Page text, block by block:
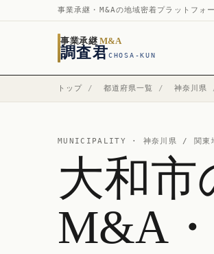
事業承継・M&Aの地域密着プラットフォ
事業承継 M&A
調査君CHOSA-KUN
トップ / 都道府県一覧 / 神奈川県
MUNICIPALITY · 神奈川県 / 関東
大和市
M&A